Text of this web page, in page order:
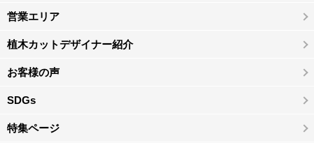
営業エリア
植木カットデザイナー紹介
お客様の声
SDGs
特集ページ